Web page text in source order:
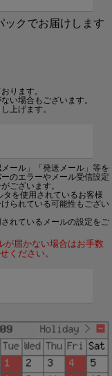
ックでお届けします
ります。
い場合もございます。
上げます。
ール」「発送メール」等を
のエラーやメール受信設定
ございます。
を使用されているお客様
られている可能性もござい
れているメールの設定をご
届かない場合はお手数
ください。